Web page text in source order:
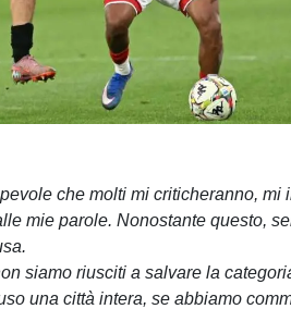
che molti mi criticheranno, mi
mie parole. Nonostante questo,
siamo riusciti a salvare la
una città intera, se abbiamo